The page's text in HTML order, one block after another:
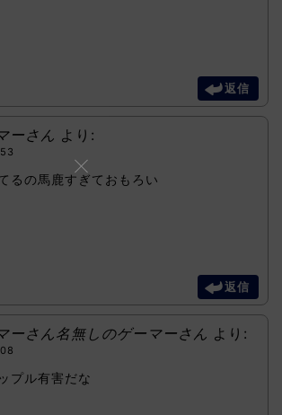
返信
ーさん より:
るの馬鹿すぎておもろい
返信
ーさん名無しのゲーマーさん より:
プル有害だな